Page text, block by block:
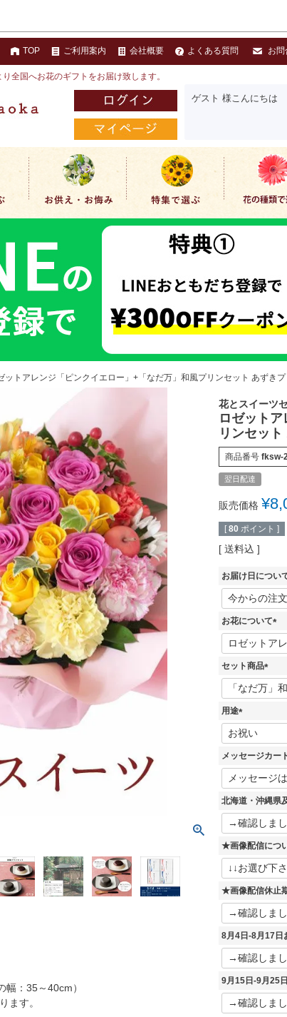
TOP ご利用案内 会社概要 よくある質問 お問
全国へお花のギフトをお届け致します。
ゲスト 様こんにちは
ットアレンジ「ピンクイエロー」+「なだ万」和風プリンセット あず
：35～40cm）
ます。
花とスイーツ
ロゼット
リンセッ
商品番号 fksw-
翌日配達
販売価格 ¥
[ 80 ポイント ]
送料込
お届け日につい
お花について
(
必
セット商品
(
必
用途
(
必
須
メッセージカー
北海道・沖縄県
★画像配信につ
★画像配信休止
8月4日-8月17日
9月15日-9月25